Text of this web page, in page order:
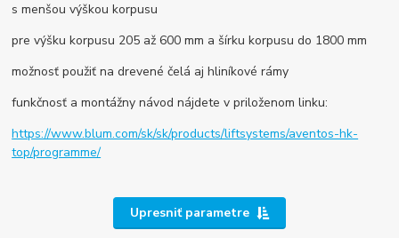
s menšou výškou korpusu
pre výšku korpusu 205 až 600 mm a šírku korpusu do 1800 mm
možnosť použiť na drevené čelá aj hliníkové rámy
funkčnosť a montážny návod nájdete v priloženom linku:
https://www.blum.com/sk/sk/products/liftsystems/aventos-hk-
top/programme/
Upresniť parametre